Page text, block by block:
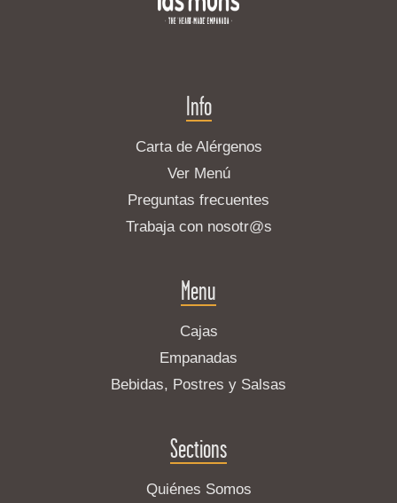
Info
Carta de Alérgenos
Ver Menú
Preguntas frecuentes
Trabaja con nosotr@s
Menu
Cajas
Empanadas
Bebidas, Postres y Salsas
Sections
Quiénes Somos